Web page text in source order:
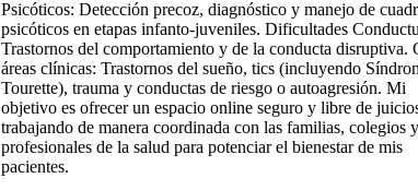
Psicóticos: Detección precoz, diagnóstico y manejo de
psicóticos en etapas infanto-juveniles. Dificultades
Trastornos del comportamiento y de la conducta disruptiva.
áreas clínicas: Trastornos del sueño, tics (incluyendo
Tourette), trauma y conductas de riesgo o autoagresión. Mi
objetivo es ofrecer un espacio online seguro y libre de
trabajando de manera coordinada con las familias, colegios
profesionales de la salud para potenciar el bienestar de mis
pacientes.